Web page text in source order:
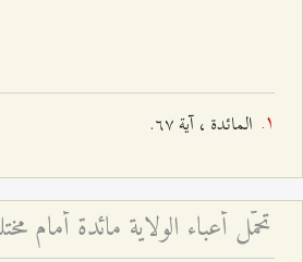
المائدة ، آية ٦۷.